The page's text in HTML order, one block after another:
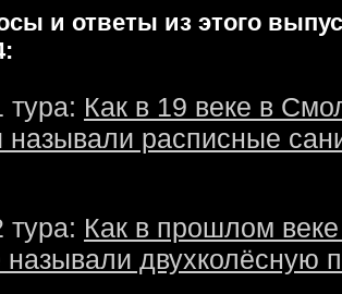
и ответы из этого
тура: Как в 19 веке в
называли расписные
тура: Как в прошлом
называли двухколёсную